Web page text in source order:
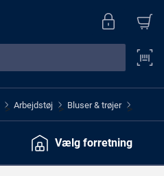
> Arbejdstøj > Bluser & trøjer >
Vælg forretning